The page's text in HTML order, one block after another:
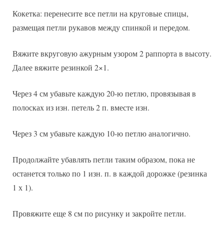
Кокетка: перенесите все петли на круговые спицы,
размещая петли рукавов между спинкой и передом.
Вяжите вкруговую ажурным узором 2 раппорта в высоту.
Далее вяжите резинкой 2×1.
Через 4 см убавьте каждую 20-ю петлю, провязывая в
полосках из изн. петель 2 п. вместе изн.
Через 3 см убавьте каждую 10-ю петлю аналогично.
Продолжайте убавлять петли таким образом, пока не
останется только по 1 изн. п. в каждой дорожке (резинка
1 х 1).
Провяжите еще 8 см по рисунку и закройте петли.